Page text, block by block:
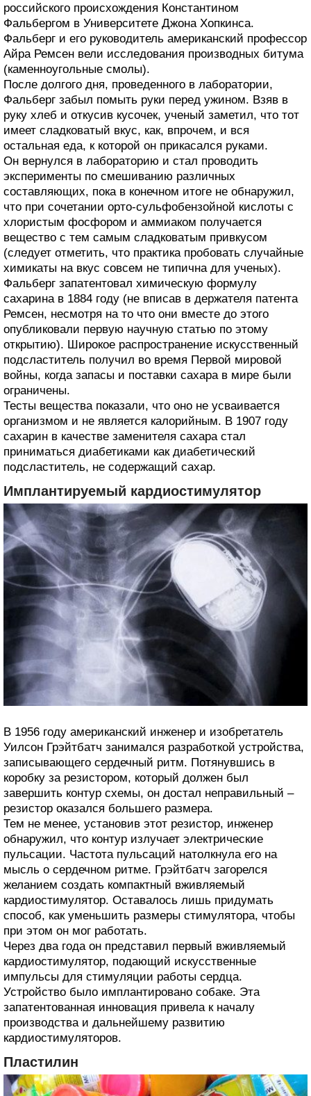
российского происхождения Константином
Фальбергом в Университете Джона Хопкинса.
Фальберг и его руководитель американский профессор
Айра Ремсен вели исследования производных битума
(каменноугольные смолы).
После долгого дня, проведенного в лаборатории,
Фальберг забыл помыть руки перед ужином. Взяв в
руку хлеб и откусив кусочек, ученый заметил, что тот
имеет сладковатый вкус, как, впрочем, и вся
остальная еда, к которой он прикасался руками.
Он вернулся в лабораторию и стал проводить
эксперименты по смешиванию различных
составляющих, пока в конечном итоге не обнаружил,
что при сочетании орто-сульфобензойной кислоты с
хлористым фосфором и аммиаком получается
вещество с тем самым сладковатым привкусом
(следует отметить, что практика пробовать случайные
химикаты на вкус совсем не типична для ученых).
Фальберг запатентовал химическую формулу
сахарина в 1884 году (не вписав в держателя патента
Ремсен, несмотря на то что они вместе до этого
опубликовали первую научную статью по этому
открытию). Широкое распространение искусственный
подсластитель получил во время Первой мировой
войны, когда запасы и поставки сахара в мире были
ограничены.
Тесты вещества показали, что оно не усваивается
организмом и не является калорийным. В 1907 году
сахарин в качестве заменителя сахара стал
приниматься диабетиками как диабетический
подсластитель, не содержащий сахар.
Имплантируемый кардиостимулятор
В 1956 году американский инженер и изобретатель
Уилсон Грэйтбатч занимался разработкой устройства,
записывающего сердечный ритм. Потянувшись в
коробку за резистором, который должен был
завершить контур схемы, он достал неправильный –
резистор оказался большего размера.
Тем не менее, установив этот резистор, инженер
обнаружил, что контур излучает электрические
пульсации. Частота пульсаций натолкнула его на
мысль о сердечном ритме. Грэйтбатч загорелся
желанием создать компактный вживляемый
кардиостимулятор. Оставалось лишь придумать
способ, как уменьшить размеры стимулятора, чтобы
при этом он мог работать.
Через два года он представил первый вживляемый
кардиостимулятор, подающий искусственные
импульсы для стимуляции работы сердца.
Устройство было имплантировано собаке. Эта
запатентованная инновация привела к началу
производства и дальнейшему развитию
кардиостимуляторов.
Пластилин